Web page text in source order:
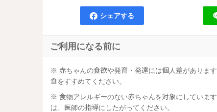
シェアする
ご利用になる前に
※ 赤ちゃんの食欲や発育・発達には個人差がありま
食をすすめてください。
※ 食物アレルギーのない赤ちゃんを対象にしていま
は、医師の指導にしたがってください。